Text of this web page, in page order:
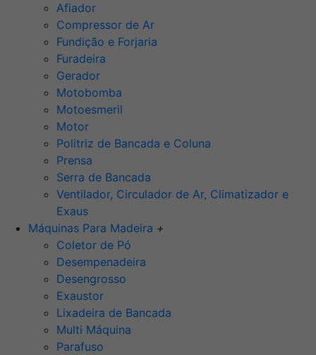
Afiador
Compressor de Ar
Fundição e Forjaria
Furadeira
Gerador
Motobomba
Motoesmeril
Motor
Politriz de Bancada e Coluna
Prensa
Serra de Bancada
Ventilador, Circulador de Ar, Climatizador e
Exaus
Máquinas Para Madeira +
Coletor de Pó
Desempenadeira
Desengrosso
Exaustor
Lixadeira de Bancada
Multi Máquina
Parafuso